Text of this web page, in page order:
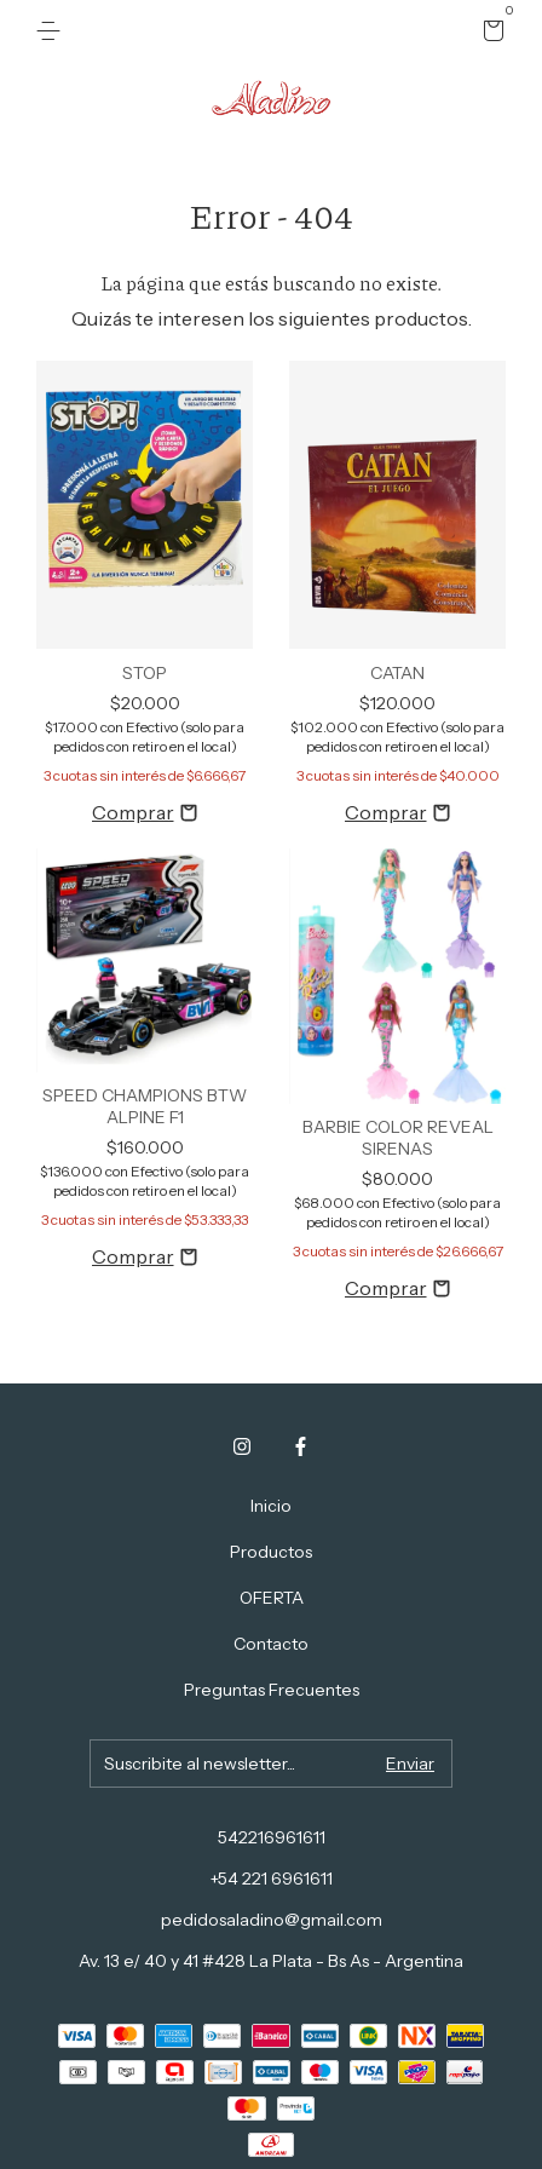
0
Error - 404
La página que estás buscando no existe.
Quizás te interesen los siguientes productos.
STOP
$20.000
$17.000 con Efectivo (solo para
pedidos con retiro en el local)
3cuotas sin interés de$6.666,67
CATAN
$120.000
$102.000 con Efectivo (solo para
pedidos con retiro en el local)
3cuotas sin interés de$40.000
SPEED CHAMPIONS BTW
ALPINE F1
$160.000
$136.000 con Efectivo (solo para
pedidos con retiro en el local)
3cuotas sin interés de$53.333,33
BARBIE COLOR REVEAL
SIRENAS
$80.000
$68.000 con Efectivo (solo para
pedidos con retiro en el local)
3cuotas sin interés de$26.666,67
Inicio
Productos
OFERTA
Contacto
Preguntas Frecuentes
542216961611
+54 221 6961611
pedidosaladino@gmail.com
Av. 13 e/ 40 y 41 #428 La Plata - Bs As - Argentina